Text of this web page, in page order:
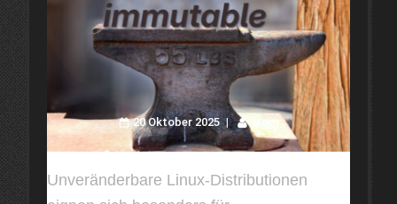
20 Oktober 2025 trom
Unveränderbare Linux-Distributionen